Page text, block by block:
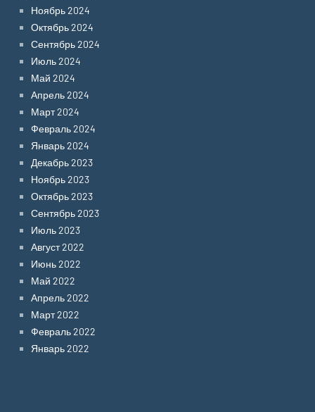
Ноябрь 2024
Октябрь 2024
Сентябрь 2024
Июль 2024
Май 2024
Апрель 2024
Март 2024
Февраль 2024
Январь 2024
Декабрь 2023
Ноябрь 2023
Октябрь 2023
Сентябрь 2023
Июль 2023
Август 2022
Июнь 2022
Май 2022
Апрель 2022
Март 2022
Февраль 2022
Январь 2022